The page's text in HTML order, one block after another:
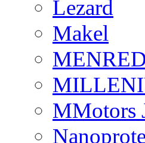
Lezard
Makel
MMotors